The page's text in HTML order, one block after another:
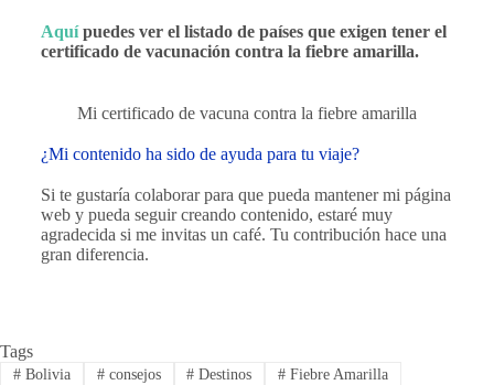
Aquípuedes ver el listado de países que exigen tener el
certificado de vacunación contra la fiebre amarilla.
Mi certificado de vacuna contra la fiebre amarilla
¿Mi contenido ha sido de ayuda para tu viaje?
Si te gustaría colaborar para que pueda mantener mi página
web y pueda seguir creando contenido, estaré muy
agradecida si me invitas un café. Tu contribución hace una
gran diferencia.
Tags
#Bolivia #consejos # Destinos # Fiebre Amarilla